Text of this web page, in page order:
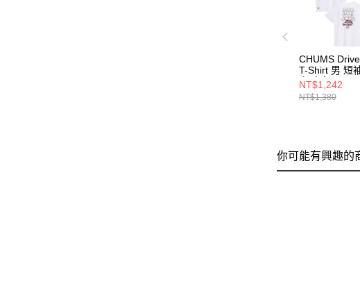
CHUMS
T-Shirt 男 短
衣 白色
NT$1,242
NT$1,380
你可能有興趣的